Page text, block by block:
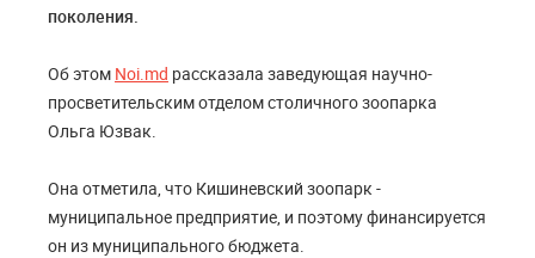
поколения.
Об этом Noi.md рассказала заведующая научно-
просветительским отделом столичного зоопарка
Ольга Юзвак.
Она отметила, что Кишиневский зоопарк -
муниципальное предприятие, и поэтому финансируется
он из муниципального бюджета.